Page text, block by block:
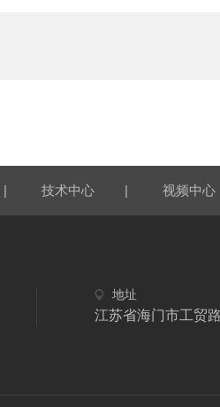
| 技术中心 | 视频中心
地址
江苏省海门市工贸